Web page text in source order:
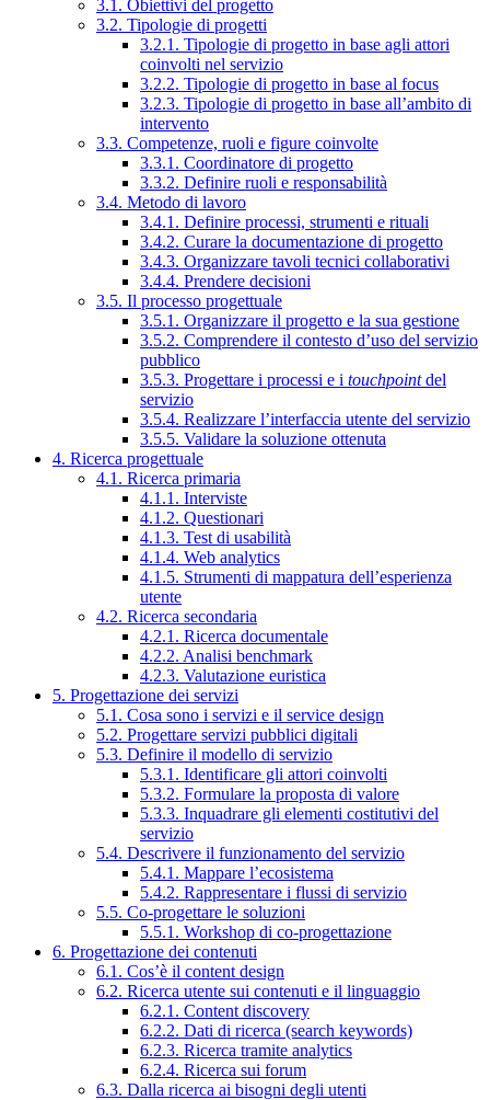
3.1. Obiettivi del progetto
3.2. Tipologie di progetti
3.2.1. Tipologie di progetto in base agli attori
coinvolti nel servizio
3.2.2. Tipologie di progetto in base al focus
3.2.3. Tipologie di progetto in base all’ambito di
intervento
3.3. Competenze, ruoli e figure coinvolte
3.3.1. Coordinatore di progetto
3.3.2. Definire ruoli e responsabilità
3.4. Metodo di lavoro
3.4.1. Definire processi, strumenti e rituali
3.4.2. Curare la documentazione di progetto
3.4.3. Organizzare tavoli tecnici collaborativi
3.4.4. Prendere decisioni
3.5. Il processo progettuale
3.5.1. Organizzare il progetto e la sua gestione
3.5.2. Comprendere il contesto d’uso del servizio
pubblico
3.5.3. Progettare i processi e i touchpointdel
servizio
3.5.4. Realizzare l’interfaccia utente del servizio
3.5.5. Validare la soluzione ottenuta
4. Ricerca progettuale
4.1. Ricerca primaria
4.1.1. Interviste
4.1.2. Questionari
4.1.3. Test di usabilità
4.1.4. Web analytics
4.1.5. Strumenti di mappatura dell’esperienza
utente
4.2. Ricerca secondaria
4.2.1. Ricerca documentale
4.2.2. Analisi benchmark
4.2.3. Valutazione euristica
5. Progettazione dei servizi
5.1. Cosa sono i servizi e il service design
5.2. Progettare servizi pubblici digitali
5.3. Definire il modello di servizio
5.3.1. Identificare gli attori coinvolti
5.3.2. Formulare la proposta di valore
5.3.3. Inquadrare gli elementi costitutivi del
servizio
5.4. Descrivere il funzionamento del servizio
5.4.1. Mappare l’ecosistema
5.4.2. Rappresentare i flussi di servizio
5.5. Co-progettare le soluzioni
5.5.1. Workshop di co-progettazione
6. Progettazione dei contenuti
6.1. Cos’è il content design
6.2. Ricerca utente sui contenuti e il linguaggio
6.2.1. Content discovery
6.2.2. Dati di ricerca (search keywords)
6.2.3. Ricerca tramite analytics
6.2.4. Ricerca sui forum
6.3. Dalla ricerca ai bisogni degli utenti